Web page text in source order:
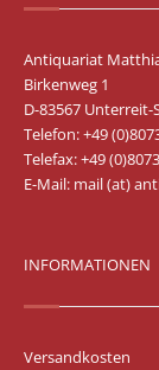
Antiquariat
Birkenweg 1
D-83567 Unterreit-
Telefon: +49
Telefax: +49
E-Mail: mail (at)
INFORMATIONEN
Versandkosten